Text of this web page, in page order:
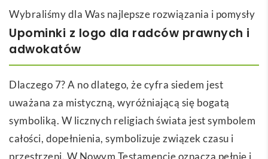
Wybraliśmy dla Was najlepsze rozwiązania i pomysły
Upominki z logo dla radców prawnych i
adwokatów
Dlaczego 7? A no dlatego, że cyfra siedem jest
uważana za mistyczną, wyróżniającą się bogatą
symboliką. W licznych religiach świata jest symbolem
całości, dopełnienia, symbolizuje związek czasu i
przestrzeni. W Nowym Testamencie oznacza pełnię i